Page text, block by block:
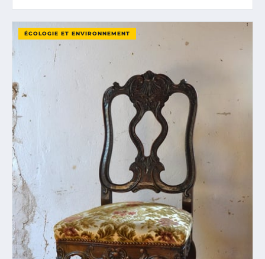
ÉCOLOGIE ET ENVIRONNEMENT